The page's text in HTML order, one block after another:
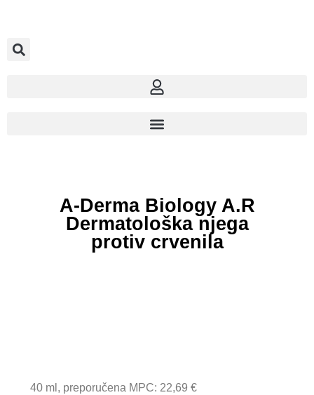
A-Derma Biology A.R
Dermatološka njega
protiv crvenila
40 ml, preporučena MPC: 22,69 €